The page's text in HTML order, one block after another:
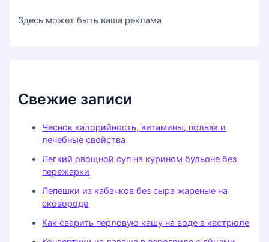
Здесь может быть ваша реклама
Свежие записи
Чеснок калорийность, витамины, польза и
лечебные свойства
Легкий овощной суп на курином бульоне без
пережарки
Лепешки из кабачков без сыра жареные на
сковороде
Как сварить перловую кашу на воде в кастрюле